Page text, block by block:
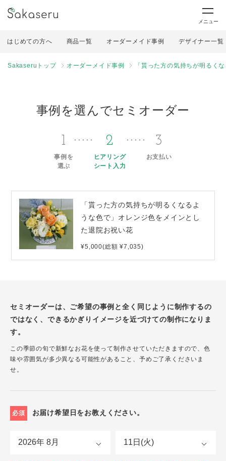
メニュー
はじめての方へ 商品一覧 オーダーメイド事例 デザイナー一覧
Sakaseruトップ オーダーメイド事例 「貰った方の気持ちが明るく
事例を選んでセミオーダー
1
事例を
選ぶ
2
ヒアリング
シート入力
3
お支払い
「貰った方の気持ちが明るくなるよ
うな色で」オレンジ色をメインとし
た退院お祝い花
¥5,000(総額 ¥7,035)
セミオーダーは、ご希望の事例と全く同じように制作するの
ではなく、できるかぎりイメージを近づけての制作になりま
す。
この季節の旬で新鮮なお花を使って制作させていただきますので、色
味や雰囲気が多少異なる可能性があること、予めご了承くださいま
せ。
必須 お届け希望日をお教えください。